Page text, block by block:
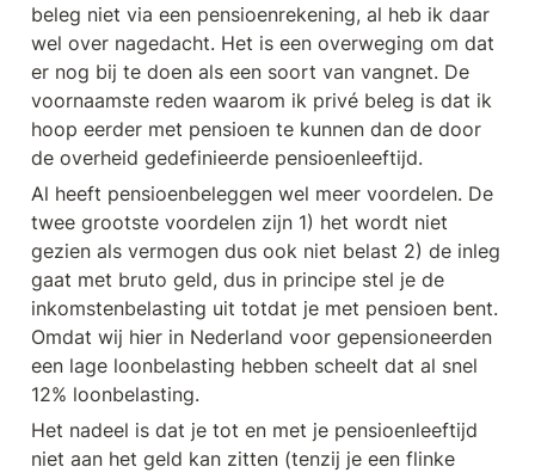
beleg niet via een pensioenrekening, al heb ik daar
wel over nagedacht. Het is een overweging om dat
er nog bij te doen als een soort van vangnet. De
voornaamste reden waarom ik privé beleg is dat ik
hoop eerder met pensioen te kunnen dan de door
de overheid gedefinieerde pensioenleeftijd.
Al heeft pensioenbeleggen wel meer voordelen. De
twee grootste voordelen zijn 1) het wordt niet
gezien als vermogen dus ook niet belast 2) de inleg
gaat met bruto geld, dus in principe stel je de
inkomstenbelasting uit totdat je met pensioen bent.
Omdat wij hier in Nederland voor gepensioneerden
een lage loonbelasting hebben scheelt dat al snel
12% loonbelasting.
Het nadeel is dat je tot en met je pensioenleeftijd
niet aan het geld kan zitten (tenzij je een flinke